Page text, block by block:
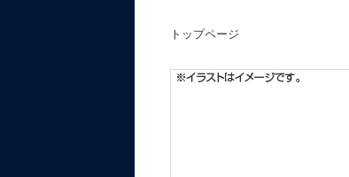
トップページ